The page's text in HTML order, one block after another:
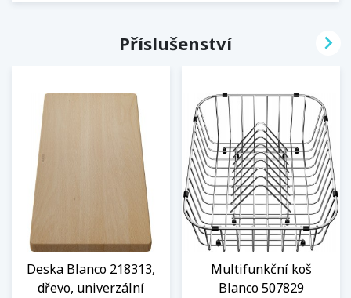
Příslušenství
Deska Blanco 218313,
dřevo, univerzální
Multifunkční koš
Blanco 507829
